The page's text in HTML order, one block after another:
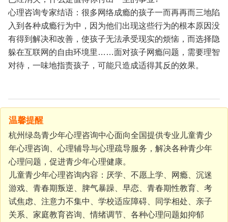
心理咨询专家结语：很多网络成瘾的孩子一而再再而三地陷
入到各种成瘾行为中，因为他们出现这些行为的根本原因没
有得到解决和改善，使孩子无法承受现实的烦恼，而选择隐
躲在互联网的自由环境里……面对孩子网瘾问题，需要理智
对待，一味地指责孩子，可能只造成适得其反的效果。
温馨提醒
杭州绿岛青少年心理咨询中心面向全国提供专业儿童青少
年心理咨询、心理辅导与心理疏导服务，解决各种青少年
心理问题，促进青少年心理健康。
儿童青少年心理咨询内容：厌学、不愿上学、网瘾、沉迷
游戏、青春期叛逆、脾气暴躁、早恋、青春期性教育、考
试焦虑、注意力不集中、学校适应障碍、同学相处、亲子
关系、家庭教育咨询、情绪调节、各种心理问题如抑郁